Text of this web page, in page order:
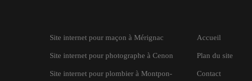
Site internet pour maçon à Mérignac
Site internet pour photographe à Cenon
Site internet pour plombier à Montpon-
Accueil
Plan du site
Contact